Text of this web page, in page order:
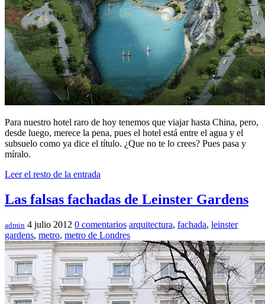
Para nuestro hotel raro de hoy tenemos que viajar hasta China, pero,
desde luego, merece la pena, pues el hotel está entre el agua y el
subsuelo como ya dice el título. ¿Que no te lo crees? Pues pasa y
míralo.
Leer el resto de la entrada
Las falsas fachadas de Leinster Gardens
admin 4 julio 2012 0 comentarios arquitectura, fachada, leinster
gardens, metro, metro de Londres